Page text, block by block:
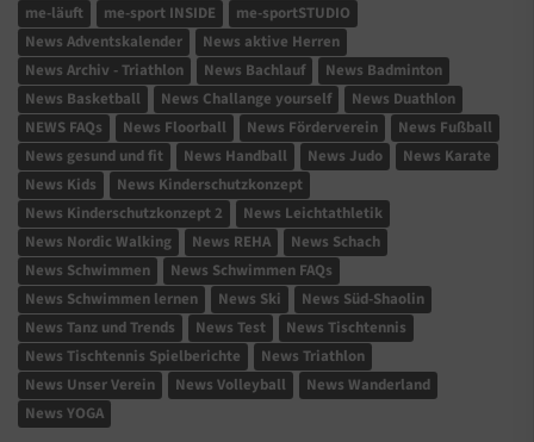
me-läuft me-sport INSIDE
me-sportSTUDIO
News Adventskalender
News aktive Herren
News Archiv - Triathlon
News Bachlauf
News Badminton
News Basketball
News Challange yourself
News Duathlon
NEWS FAQs
News Floorball News Förderverein
News Fußball
News gesund und fit
News Handball News Judo
News Karate
News Kids
News Kinderschutzkonzept
News Kinderschutzkonzept 2
News Leichtathletik
News Nordic Walking
News REHA
News Schach
News Schwimmen
News Schwimmen FAQs
News Schwimmen lernen
News Ski
News Süd-Shaolin
News Tanz und Trends
News Test
News Tischtennis
News Tischtennis Spielberichte
News Triathlon
News Unser Verein
News Volleyball
News Wanderland
News YOGA